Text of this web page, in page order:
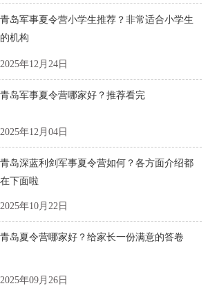
青岛军事夏令营小学生推荐？非常适合小学生
的机构
2025年12月24日
青岛军事夏令营哪家好？推荐看完
2025年12月04日
青岛深蓝利剑军事夏令营如何？各方面介绍都
在下面啦
2025年10月22日
青岛夏令营哪家好？给家长一份满意的答卷
2025年09月26日